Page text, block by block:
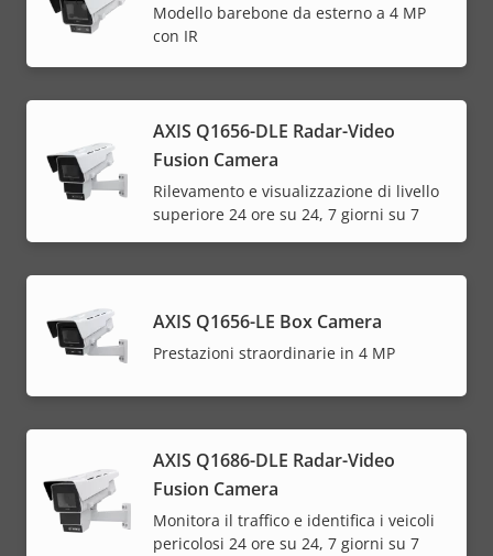
Modello barebone da esterno a 4 MP
con IR
AXIS Q1656-DLE Radar-Video
Fusion Camera
Rilevamento e visualizzazione di livello
superiore 24 ore su 24, 7 giorni su 7
AXIS Q1656-LE Box Camera
Prestazioni straordinarie in 4 MP
AXIS Q1686-DLE Radar-Video
Fusion Camera
Monitora il traffico e identifica i veicoli
pericolosi 24 ore su 24, 7 giorni su 7